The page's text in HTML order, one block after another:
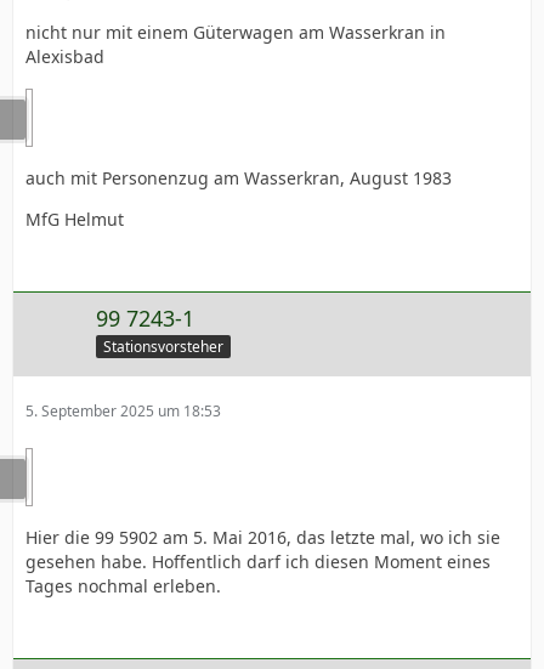
nicht nur mit einem Güterwagen am Wasserkran in
Alexisbad
auch mit Personenzug am Wasserkran, August 1983
MfG Helmut
99 7243-1
Stationsvorsteher
5. September 2025 um 18:53
Hier die 99 5902 am 5. Mai 2016, das letzte mal, wo ich sie
gesehen habe. Hoffentlich darf ich diesen Moment eines
Tages nochmal erleben.